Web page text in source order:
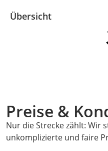
Übersicht
Preise &
Nur die Strecke zählt: Wir
unkomplizierte und faire